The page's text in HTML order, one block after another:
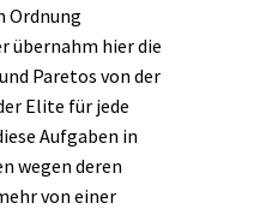
Ordnung
übernahm hier die
Paretos von der
Elite für jede
Aufgaben in
wegen deren
von einer